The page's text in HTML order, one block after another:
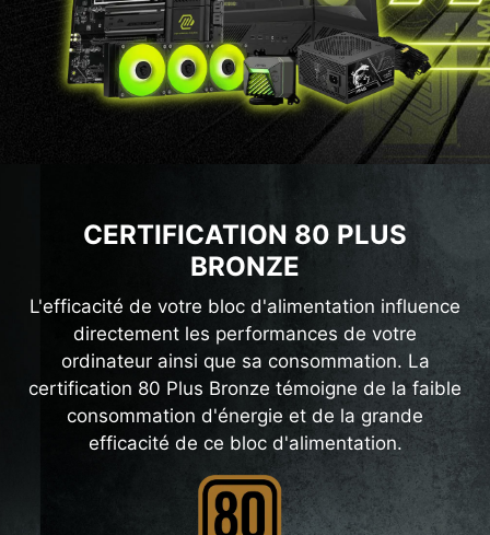
CERTIFICATION 80 PLUS
BRONZE
L'efficacité de votre bloc d'alimentation influence
directement les performances de votre
ordinateur ainsi que sa consommation. La
certification 80 Plus Bronze témoigne de la faible
consommation d'énergie et de la grande
efficacité de ce bloc d'alimentation.